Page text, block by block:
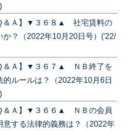
＆Ａ】▼３６８▲ 社宅賃料の
か？（2022年10月20日号）('22/
＆Ａ】▼３６７▲ ＮＢ終了を
ルールは？（2022年10月6日
＆Ａ】▼３６６▲ ＮＢの会員
意する法律的義務は？（2022年